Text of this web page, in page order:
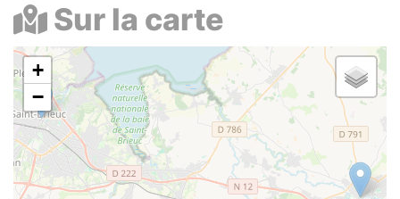
Sur la carte
+
−